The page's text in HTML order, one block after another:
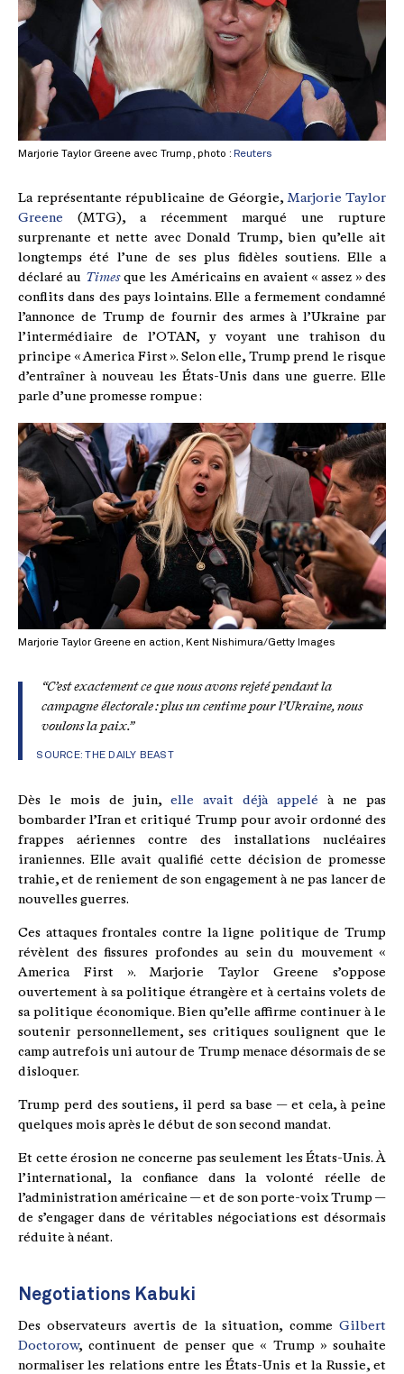
Marjorie Taylor Greene avec Trump, photo : Reuters
La représentante républicaine de Géorgie, Marjorie Taylor
Greene (MTG), a récemment marqué une rupture
surprenante et nette avec Donald Trump, bien qu’elle ait
longtemps été l’une de ses plus fidèles soutiens. Elle a
déclaré au Timesque les Américains en avaient « assez » des
conflits dans des pays lointains. Elle a fermement condamné
l’annonce de Trump de fournir des armes à l’Ukraine par
l’intermédiaire de l’OTAN, y voyant une trahison du
principe « America First ». Selon elle, Trump prend le risque
d’entraîner à nouveau les États-Unis dans une guerre. Elle
parle d’une promesse rompue :
Marjorie Taylor Greene en action, Kent Nishimura/Getty Images
“C’est exactement ce que nous avons rejeté pendant la
campagne électorale : plus un centime pour l’Ukraine, nous
voulons la paix.”
SOURCE:THE DAILY BEAST
Dès le mois de juin, elle avait déjà appelé à ne pas
bombarder l’Iran et critiqué Trump pour avoir ordonné des
frappes aériennes contre des installations nucléaires
iraniennes. Elle avait qualifié cette décision de promesse
trahie, et de reniement de son engagement à ne pas lancer de
nouvelles guerres.
Ces attaques frontales contre la ligne politique de Trump
révèlent des fissures profondes au sein du mouvement «
America First ». Marjorie Taylor Greene s’oppose
ouvertement à sa politique étrangère et à certains volets de
sa politique économique. Bien qu’elle affirme continuer à le
soutenir personnellement, ses critiques soulignent que le
camp autrefois uni autour de Trump menace désormais de se
disloquer.
Trump perd des soutiens, il perd sa base — et cela, à peine
quelques mois après le début de son second mandat.
Et cette érosion ne concerne pas seulement les États-Unis. À
l’international, la confiance dans la volonté réelle de
l’administration américaine — et de son porte-voix Trump —
de s’engager dans de véritables négociations est désormais
réduite à néant.
Negotiations Kabuki
Des observateurs avertis de la situation, comme Gilbert
Doctorow, continuent de penser que « Trump » souhaite
normaliser les relations entre les États-Unis et la Russie, et